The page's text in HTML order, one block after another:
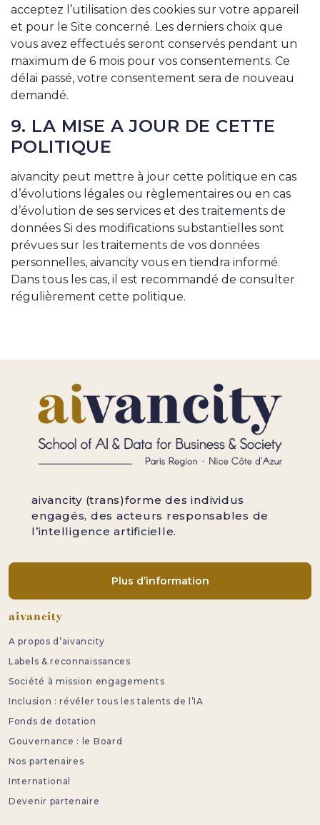
acceptez l’utilisation des cookies sur votre appareil
et pour le Site concerné. Les derniers choix que
vous avez effectués seront conservés pendant un
maximum de 6 mois pour vos consentements. Ce
délai passé, votre consentement sera de nouveau
demandé.
9. LA MISE A JOUR DE CETTE
POLITIQUE
aivancity peut mettre à jour cette politique en cas
d’évolutions légales ou règlementaires ou en cas
d’évolution de ses services et des traitements de
données Si des modifications substantielles sont
prévues sur les traitements de vos données
personnelles, aivancity vous en tiendra informé.
Dans tous les cas, il est recommandé de consulter
régulièrement cette politique.
aivancity (trans)forme des individus
engagés, des acteurs responsables de
l’intelligence artificielle.
Plus d’information
Pied de page
aivancity
A propos d’aivancity
Labels & reconnaissances
Société à mission engagements
Inclusion : révéler tous les talents de l’IA
Fonds de dotation
Gouvernance : le Board
Nos partenaires
International
Devenir partenaire